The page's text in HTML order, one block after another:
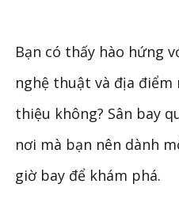
Bạn có thấy hào hứng
nghệ thuật và địa điểm
thiệu không? Sân bay
nơi mà bạn nên dành
giờ bay để khám phá.